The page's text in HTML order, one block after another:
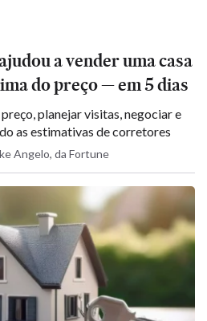
a vender uma casa
do preço — em 5 dias
planejar visitas, negociar e
as estimativas de corretores
Angelo, da Fortune